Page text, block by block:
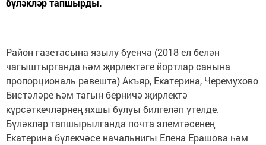
бүләкләр тапшырды.
Район газетасына язылу буенча (2018 ел белән
чагыштырганда һәм җирлектәге йортлар санына
пропорциональ рәвештә) Акъяр, Екатерина, Черемухово
Бистәләре һәм тагын берничә җирлектә
күрсәткечләрнең яхшы булуы билгеләп үтелде.
Бүләкләр тапшырылганда почта элемтәсенең
Екатерина бүлекчәсе начальнигы Елена Ерашова һәм